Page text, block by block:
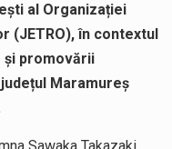
al Organizației
(JETRO), în contextul
promovării
Maramureș